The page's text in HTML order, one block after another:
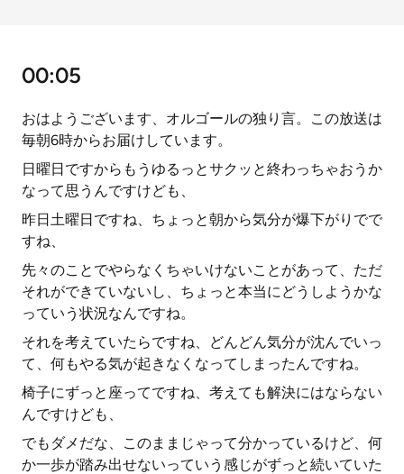
00:05
おはようございます、オルゴールの独り言。この放送は
毎朝6時からお届けしています。
日曜日ですからもうゆるっとサクッと終わっちゃおうか
なって思うんですけども、
昨日土曜日ですね、ちょっと朝から気分が爆下がりでで
すね、
先々のことでやらなくちゃいけないことがあって、ただ
それができていないし、ちょっと本当にどうしようかな
っていう状況なんですね。
それを考えていたらですね、どんどん気分が沈んでいっ
て、何もやる気が起きなくなってしまったんですね。
椅子にずっと座ってですね、考えても解決にはならない
んですけども、
でもダメだな、このままじゃって分かっているけど、何
か一歩が踏み出せないっていう感じがずっと続いていた